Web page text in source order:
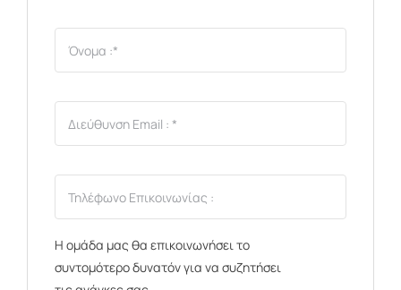
Η ομάδα μας θα επικοινωνήσει το
συντομότερο δυνατόν για να συζητήσει